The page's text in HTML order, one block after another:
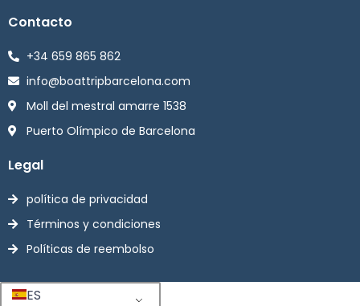
Contacto
+34 659 865 862
info@boattripbarcelona.com
Moll del mestral amarre 1538
Puerto Olímpico de Barcelona
Legal
política de privacidad
Términos y condiciones
Políticas de reembolso
ES